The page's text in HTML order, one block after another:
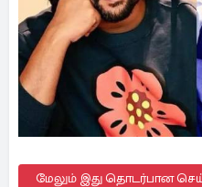
மேலும் இது தொடர்பான